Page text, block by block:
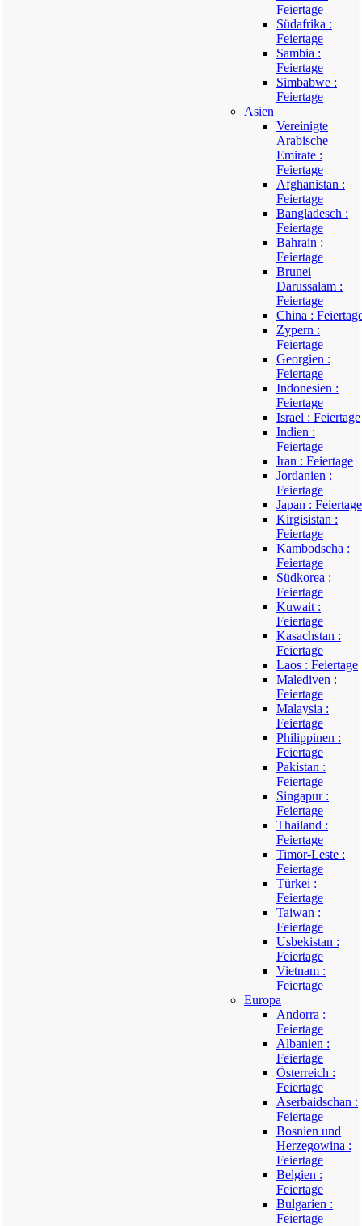
Feiertage
Südafrika :
Feiertage
Sambia :
Feiertage
Simbabwe :
Feiertage
Asien
Vereinigte
Arabische
Emirate :
Feiertage
Afghanistan :
Feiertage
Bangladesch :
Feiertage
Bahrain :
Feiertage
Brunei
Darussalam :
Feiertage
China :
Zypern :
Feiertage
Georgien :
Feiertage
Indonesien :
Feiertage
Israel : Feiertage
Indien :
Feiertage
Iran : Feiertage
Jordanien :
Feiertage
Japan : Feiertage
Kirgisistan :
Feiertage
Kambodscha :
Feiertage
Südkorea :
Feiertage
Kuwait :
Feiertage
Kasachstan :
Feiertage
Laos : Feiertage
Malediven :
Feiertage
Malaysia :
Feiertage
Philippinen :
Feiertage
Pakistan :
Feiertage
Singapur :
Feiertage
Thailand :
Feiertage
Timor-Leste :
Feiertage
Türkei :
Feiertage
Taiwan :
Feiertage
Usbekistan :
Feiertage
Vietnam :
Feiertage
Europa
Andorra :
Feiertage
Albanien :
Feiertage
Österreich :
Feiertage
Aserbaidschan :
Feiertage
Bosnien und
Herzegowina :
Feiertage
Belgien :
Feiertage
Bulgarien :
Feiertage